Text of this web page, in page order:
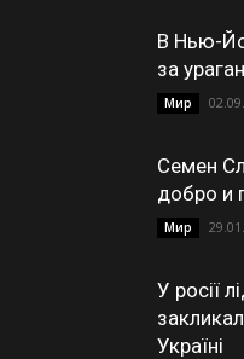
В Нью-
за
Мир
Семен
добро и
Мир
У росії
Україні